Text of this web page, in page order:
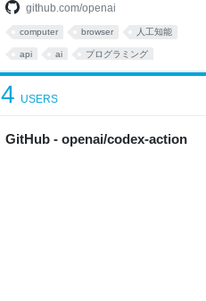
github.com/openai
computer browser 人工知能
api ai プログラミング
programming
GitHub - openai/codex-action
4 USERS